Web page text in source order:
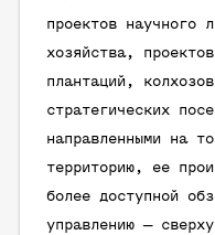
проектов научного
хозяйства,
плантаций,
стратегических
направленными на
территорию, ее
более доступной
управлению —